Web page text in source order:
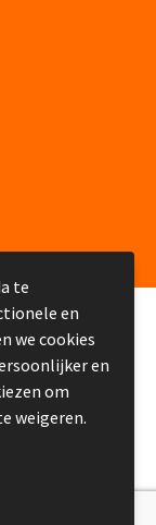
te
en
we cookies
en
om
weigeren.